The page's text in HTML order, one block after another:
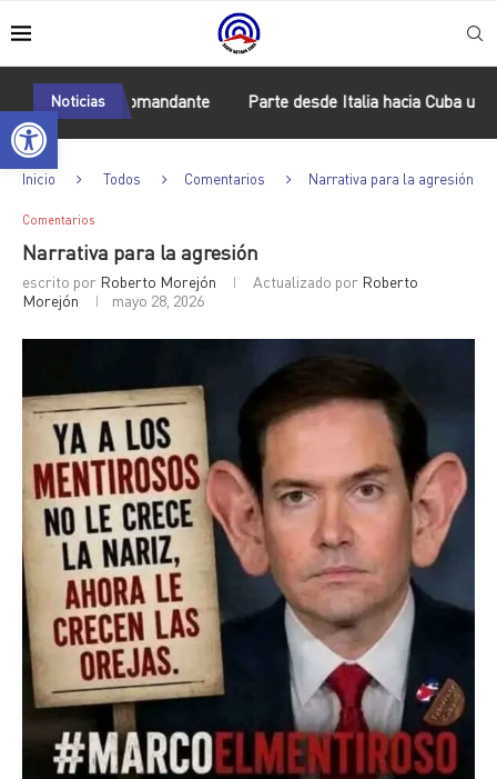
Abrir barra de herramientas
Noticias
al Comandante Parte desde Italia hacia Cuba un nuevo
Inicio Todos Comentarios Narrativa para la agresión
Comentarios
Narrativa para la agresión
escrito por Roberto Morejón Actualizado por Roberto
Morejón
mayo 28, 2026